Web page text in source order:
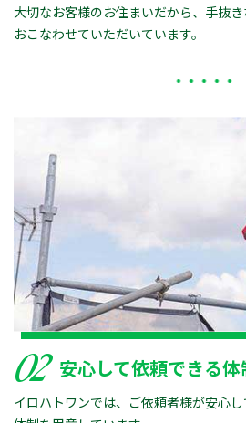
大切なお客様のお住まいだから、手抜
おこなわせていただいています。
02 安心して依頼できる体
イロハトワンでは、ご依頼者様が安心